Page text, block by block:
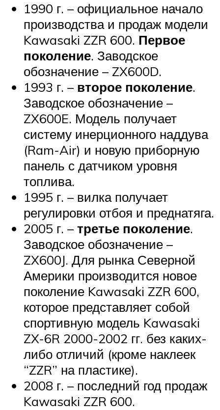
1990 г. – официальное начало
производства и продаж модели
Kawasaki ZZR 600. Первое
поколение. Заводское
обозначение – ZX600D.
1993 г. – второе поколение.
Заводское обозначение –
ZX600E. Модель получает
систему инерционного наддува
(Ram-Air) и новую приборную
панель с датчиком уровня
топлива.
1995 г. – вилка получает
регулировки отбоя и преднатяга.
2005 г. – третье поколение.
Заводское обозначение –
ZX600J. Для рынка Северной
Америки производится новое
поколение Kawasaki ZZR 600,
которое представляет собой
спортивную модель Kawasaki
ZX-6R 2000-2002 гг. без каких-
либо отличий (кроме наклеек
“ZZR” на пластике).
2008 г. – последний год продаж
Kawasaki ZZR 600.